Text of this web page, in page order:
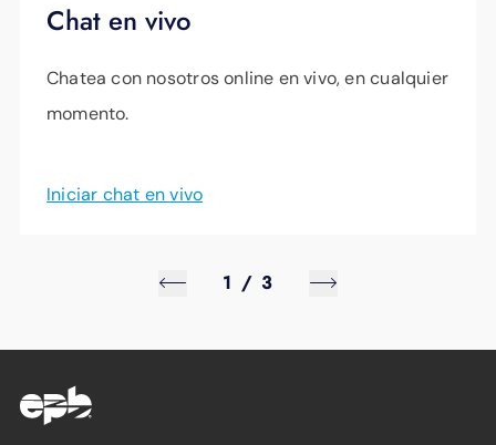
Chat en vivo
Chatea con nosotros online en vivo, en cualquier
momento.
Iniciar chat en vivo
1 / 3